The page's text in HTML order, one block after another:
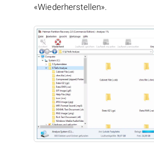
«Wiederherstellen».